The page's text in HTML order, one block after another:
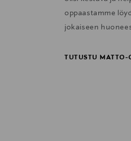
oppaastamme
jokaiseen
TUTUSTU MATTO-